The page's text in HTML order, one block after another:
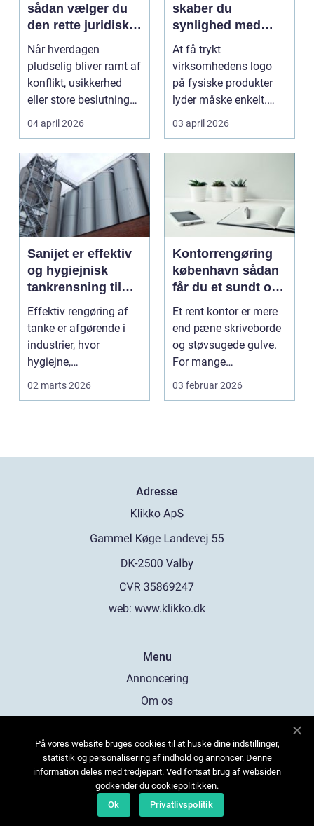
sådan vælger du
den rette juridiske
hjælp lokalt
Når hverdagen
pludselig bliver ramt af
konflikt, usikkerhed
eller store beslutninger,
kan en lokal a...
04 april 2026
skaber du
synlighed med
simple midler
At få trykt
virksomhedens logo
på fysiske produkter
lyder måske enkelt.
Men gjort rigtigt kan
logotr...
03 april 2026
Sanijet er effektiv
og hygiejnisk
tankrensning til
krævende
industrier
Effektiv rengøring af
tanke er afgørende i
industrier, hvor
hygiejne,
driftssikkerhed ...
02 marts 2026
Kontorrengøring
københavn sådan
får du et sundt og
præsentabelt
arbejdsmiljø
Et rent kontor er mere
end pæne skriveborde
og støvsugede gulve.
For mange
virksomheder i
03 februar 2026
Adresse
web: www.klikko.dk
Menu
Annoncering
Om os
Kontakt os
Sitemap
På vores website bruges cookies til at huske dine indstillinger,
statistik og personalisering af indhold og annoncer. Denne
information deles med tredjepart. Ved fortsat brug af websiden
godkender du cookiepolitikken.
Ok
Privatlivspolitik